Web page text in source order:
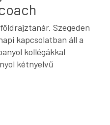
Szegeden
kapcsolatban áll a
kollégákkal
kétnyelvű